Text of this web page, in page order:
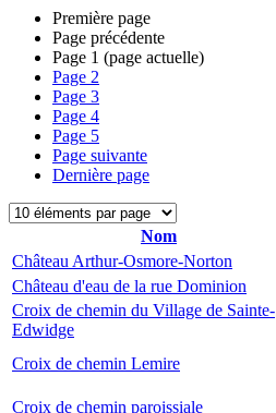
Première page
Page précédente
Page 1 (page actuelle)
Page 2
Page 3
Page 4
Page 5
Page suivante
Dernière page
Nom
Château Arthur-Osmore-Norton
Château d'eau de la rue Dominion
Croix de chemin du Village de Sainte-
Edwidge
Croix de chemin Lemire
Croix de chemin paroissiale